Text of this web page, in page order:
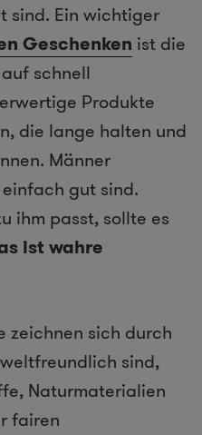
sind. Ein wichtiger
Geschenken ist die
schnell
Produkte
die lange halten und
Männer
gut sind.
ihm passt, sollte es
ist wahre
zeichnen sich durch
sind,
Naturmaterialien
fairen